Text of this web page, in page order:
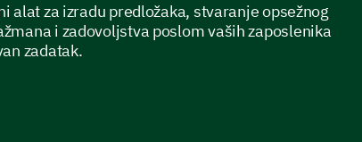
Zajednički ciljevi
alat za izradu predložaka, stvaranje opsežnog
i zadovoljstva poslom vaših zaposlenika
zadatak.